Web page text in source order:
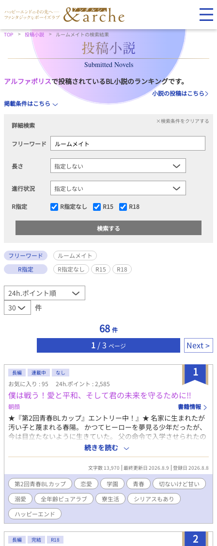
TOP 投稿小説 ルームメイトの検索結果
Submitted Novels
アルファポリスで投稿されているBL小説のランキングです。
小説の投稿はこちら
掲載条件はこちら
詳細検索
×検索条件をクリアする
フリーワード
長さ
進行状況
R指定 R指定なし R15 R18
フリーワード
ルームメイト
R指定
R指定なし R15 R18
件
68 件
1 / 3 ページ Next
1
長編 連載中 なし
お気に入り : 95 24h.ポイント : 2,585
僕は戦う！愛と平和、そして君の未来を守るために‼︎
朝顔 書籍情報
★『第2回青春BLカップ』エントリー中！』★ 名家に生まれたが
汚い子と蔑まれる春陽。 かつてヒーローを夢見る少年だったが、
今は目立たないように生きていた。 父の命令で入学させられたの
は、未来の日本を担う者だけが集う超エリート学園。 春陽に待っ
ていたのは、希望ではなく絶望だった。優秀な兄を神のように崇
拝し、春陽を心の底から憎む男、北蒼月がルームメイト兼世話係
に指名されたのだ。 ただ静かに卒業することだけを考えていた
が、蒼月からは強烈な拒絶を浴びせられる。 氷のように冷たい関
係から始まる二人だけの部屋。 しかし、この最悪の出会いが、春
陽の運命を大きく動かすことになる。 なぜ兄は、春陽を嫌う蒼月
を推薦したのか。 家の呪縛と兄の影から、春陽は抜け出すことが
できるのか。 じれじれピュアラブ学園生活は待ったなし！？ 犬猿
ローを夢見ていた男の子
続きを読む
文字数 13,970 最終更新日 2026.8.9 登録日 2026.8.8
第2回青春BLカップ 恋愛 学園 青春
切ないけど甘い
溺愛
全年齢ピュアラブ 寮生活
シリアスもあり
ハッピーエンド
2
長編 完結 R18